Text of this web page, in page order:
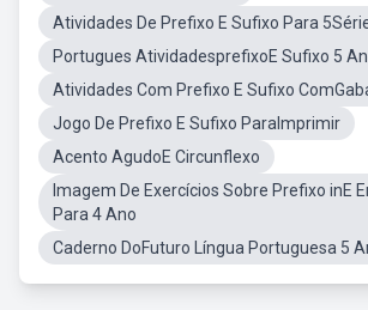
Atividades De Prefixo E Sufixo Para
Portugues AtividadesprefixoE Sufixo 5
Atividades Com Prefixo E Sufixo
Jogo De Prefixo E Sufixo ParaImprimir
Acento AgudoE Circunflexo
Imagem De Exercícios Sobre Prefixo inE
Para 4 Ano
Caderno DoFuturo Língua Portuguesa 5